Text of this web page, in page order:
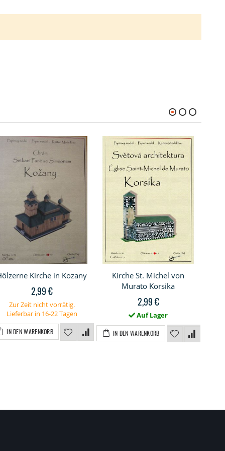
Kirche in Kozany
2,99 €
Zur Zeit nicht vorrätig.
Lieferbar in 16-22 Tagen
IN DEN WARENKORB
Kirche St. Michel von
Murato Korsika
2,99 €
Auf Lager
IN DEN WARENKORB